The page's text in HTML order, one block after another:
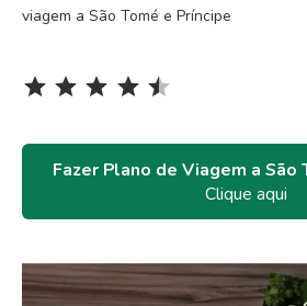
viagem a São Tomé e Príncipe
⭐⭐⭐ ⭐⭐
Fazer Plano de Viagem a São
Clique aqui